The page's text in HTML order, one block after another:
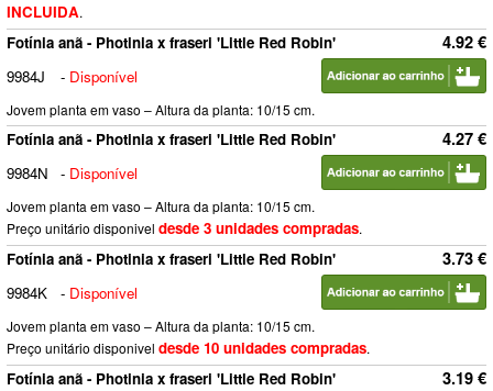
INCLUIDA.
4.92 €
Fotínia anã - Photinia x fraseri 'Little Red Robin'
9984J
- Disponível
Jovem planta em vaso – Altura da planta: 10/15 cm.
4.27 €
Fotínia anã - Photinia x fraseri 'Little Red Robin'
9984N
- Disponível
Jovem planta em vaso – Altura da planta: 10/15 cm.
Preço unitário disponivel desde 3 unidades compradas.
3.73 €
Fotínia anã - Photinia x fraseri 'Little Red Robin'
9984K
- Disponível
Jovem planta em vaso – Altura da planta: 10/15 cm.
Preço unitário disponivel desde 10 unidades compradas.
3.19 €
Fotínia anã - Photinia x fraseri 'Little Red Robin'